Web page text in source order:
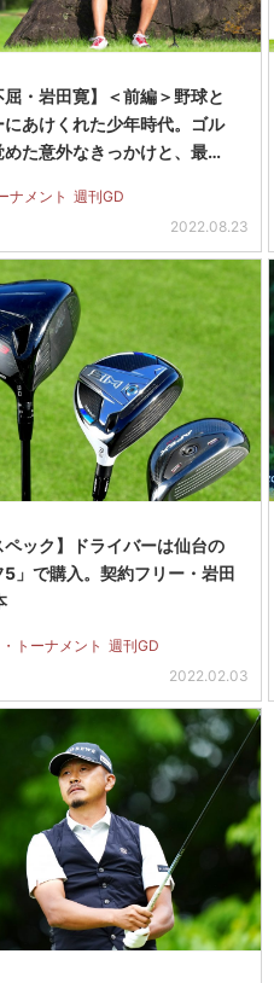
屈・岩田寛】＜前編＞野球と
にあけくれた少年時代。ゴル
めた意外なきっかけと、最…
ナメント 週刊GD
2022.08.23
ペック】ドライバーは仙台の
5」で購入。契約フリー・岩田
トーナメント 週刊GD
2022.02.03